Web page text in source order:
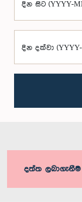
දින සිට (YYYY-
දින දක්වා (YYYY-
දත්ත